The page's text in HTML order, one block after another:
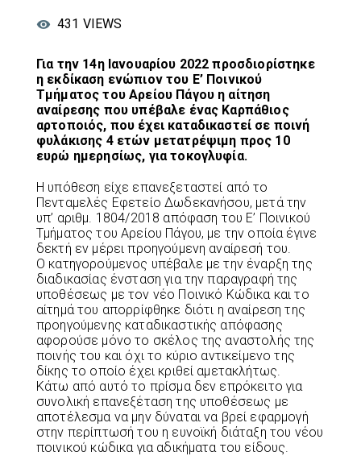
431 VIEWS
Για την 14η Ιανουαρίου 2022 προσδιορίστηκε
η εκδίκαση ενώπιον του Ε’ Ποινικού
Τμήματος του Αρείου Πάγου η αίτηση
αναίρεσης που υπέβαλε ένας Καρπάθιος
αρτοποιός, που έχει καταδικαστεί σε ποινή
φυλάκισης 4 ετών μετατρέψιμη προς 10
ευρώ ημερησίως, για τοκογλυφία.
Η υπόθεση είχε επανεξεταστεί από το
Πενταμελές Εφετείο Δωδεκανήσου, μετά την
υπ’ αριθμ. 1804/2018 απόφαση του Ε’ Ποινικού
Τμήματος του Αρείου Πάγου, με την οποία έγινε
δεκτή εν μέρει προηγούμενη αναίρεσή του.
Ο κατηγορούμενος υπέβαλε με την έναρξη της
διαδικασίας ένσταση για την παραγραφή της
υποθέσεως με τον νέο Ποινικό Κώδικα και το
αίτημά του απορρίφθηκε διότι η αναίρεση της
προηγούμενης καταδικαστικής απόφασης
αφορούσε μόνο το σκέλος της αναστολής της
ποινής του και όχι το κύριο αντικείμενο της
δίκης το οποίο έχει κριθεί αμετακλήτως.
Κάτω από αυτό το πρίσμα δεν επρόκειτο για
συνολική επανεξέταση της υποθέσεως με
αποτέλεσμα να μην δύναται να βρεί εφαρμογή
στην περίπτωσή του η ευνοϊκή διάταξη του νέου
ποινικού κώδικα για αδικήματα του είδους.